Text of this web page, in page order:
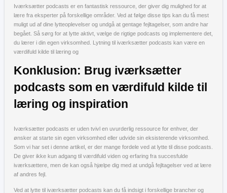
Iværksætter podcasts er en fantastisk ressource, der giver dig mulighed for at
lære fra eksperter på forskellige områder. Ved at følge disse tips kan du få mest
muligt ud af dine lytteoplevelser og undgå at gentage fejltagelser, som andre har
begået. Så sørg for at lytte aktivt, vælge de rigtige podcasts og implementere det,
du lærer i din egen virksomhed. Lytning til iværksætter podcasts kan være en
værdifuld kilde til læring og
Konklusion: Brug iværksætter
podcasts som en værdifuld kilde til
læring og inspiration
Iværksætter podcasts er uden tvivl en uvurderlig ressource for enhver, der
ønsker at starte sin egen virksomhed eller udvide sin eksisterende virksomhed.
Som vi har set i denne artikel, er der mange fordele ved at lytte til disse podcasts.
De giver ikke kun adgang til værdifuld viden og erfaring fra succesfulde
iværksættere, men de kan også hjælpe dig med at undgå fejltagelser ved at lære
af andres fejl.
Ved at lytte til iværksætter podcasts kan du få indsigt i forskellige brancher og